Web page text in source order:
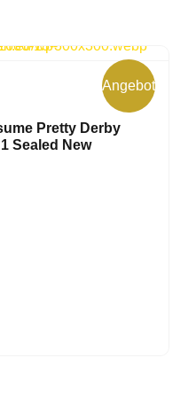
Angebot!
Pretty Derby
Sealed New